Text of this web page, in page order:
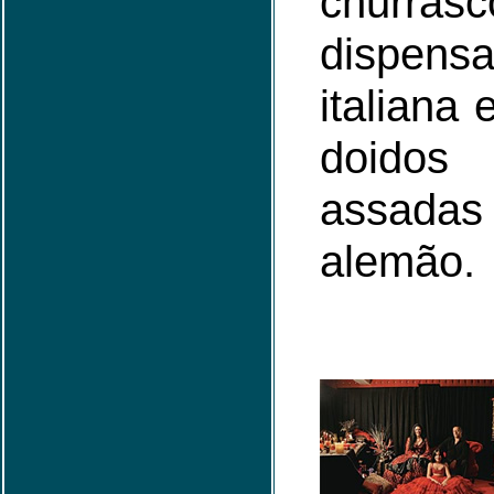
italiana
doidos
alemão.